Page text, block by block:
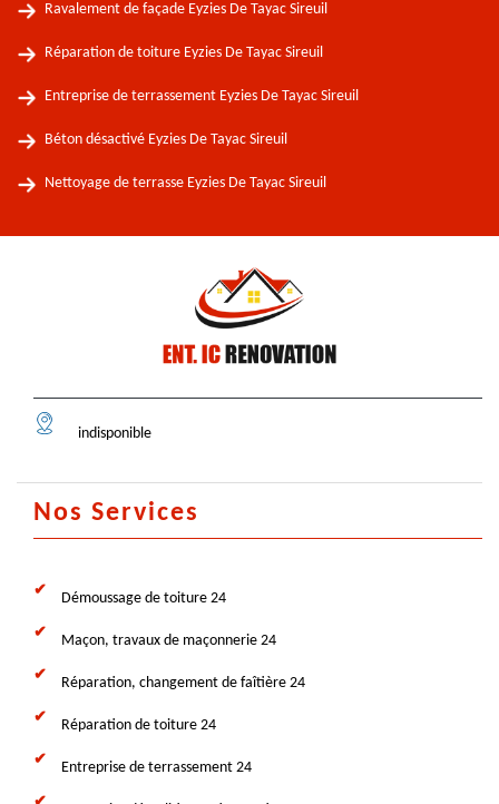
Ravalement de façade Eyzies De Tayac Sireuil
Réparation de toiture Eyzies De Tayac Sireuil
Entreprise de terrassement Eyzies De Tayac Sireuil
Béton désactivé Eyzies De Tayac Sireuil
Nettoyage de terrasse Eyzies De Tayac Sireuil
indisponible
Nos Services
Démoussage de toiture 24
Maçon, travaux de maçonnerie 24
Réparation, changement de faîtière 24
Réparation de toiture 24
Entreprise de terrassement 24